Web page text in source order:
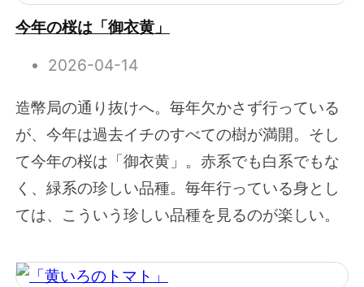
今年の桜は「御衣黄」
2026-04-14
造幣局の通り抜けへ。毎年欠かさず行っている
が、今年は過去イチのすべての樹が満開。そし
て今年の桜は「御衣黄」。赤系でも白系でもな
く、緑系の珍しい品種。毎年行っている身とし
ては、こういう珍しい品種を見るのが楽しい。